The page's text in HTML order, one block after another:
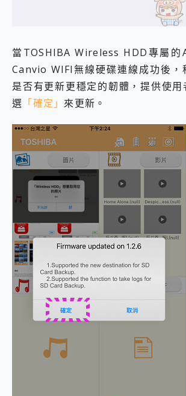
當TOSHIBA Wireless HDD專屬的
Canvio WIFI無線硬碟連線成功後，
是否有更新更穩定的韌體，提供使
選 「確定」 來更新。